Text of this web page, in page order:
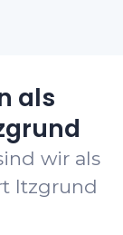
als
wir als
Itzgrund